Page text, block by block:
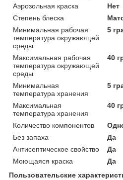
Аэрозольная краска
Нет
Степень блеска
Минимальная рабочая
температура окружающей
среды
5
Максимальная рабочая
температура окружающей
среды
40
Минимальная
температура хранения
5
Максимальная
температура хранения
40
Количество компонентов
Без запаха
Да
Антисептическое свойство
Да
Моющаяся краска
Да
Пользовательские